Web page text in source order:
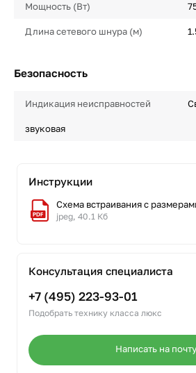
Мощность (Вт)
Длина сетевого шнура (м)
Безопасность
Индикация неисправностей
звуковая
Инструкции
Схема встраивания с
jpeg, 40.1 Кб
Консультация специалиста
+7 (495) 223-93-01
Подобрать технику класса люкс
Написать на почту